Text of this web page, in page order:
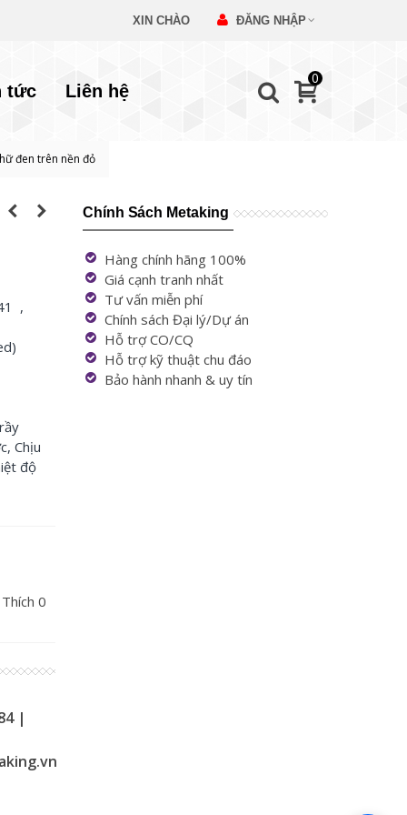
XIN CHÀO ĐĂNG NHẬP
tức Liên hệ
0
đen trên nền đỏ
,
Chịu
độ
0
|
Chính Sách Metaking
Hàng chính hãng 100%
Giá cạnh tranh nhất
Tư vấn miễn phí
Chính sách Đại lý/Dự án
Hỗ trợ CO/CQ
Hỗ trợ kỹ thuật chu đáo
Bảo hành nhanh & uy tín